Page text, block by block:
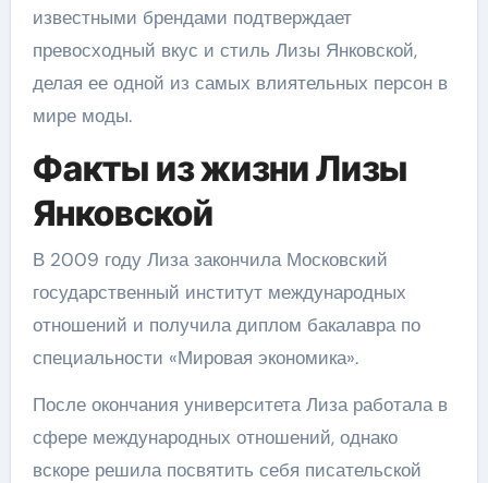
известными брендами подтверждает
превосходный вкус и стиль Лизы Янковской,
делая ее одной из самых влиятельных персон в
мире моды.
Факты из жизни Лизы
Янковской
В 2009 году Лиза закончила Московский
государственный институт международных
отношений и получила диплом бакалавра по
специальности «Мировая экономика».
После окончания университета Лиза работала в
сфере международных отношений, однако
вскоре решила посвятить себя писательской